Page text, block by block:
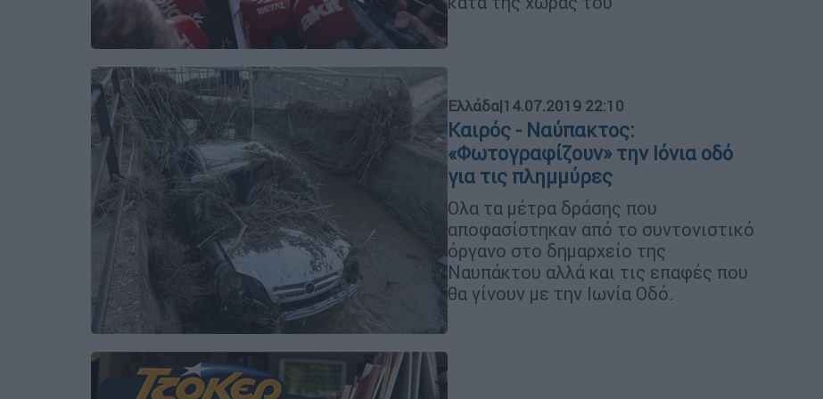
Ελλάδα|14.07.2019 22:10
Καιρός - Ναύπακτος:
«Φωτογραφίζουν» την Ιόνια οδό
για τις πλημμύρες
Ολα τα μέτρα δράσης που
αποφασίστηκαν από το συντονιστικό
όργανο στο δημαρχείο της
Ναυπάκτου αλλά και τις επαφές που
θα γίνουν με την Ιωνία Οδό.